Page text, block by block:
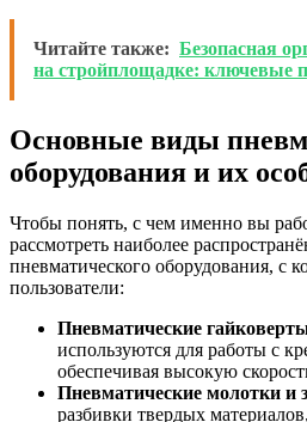
Читайте также: Безопасная
на стройплощадке: ключевые
Основные виды
оборудования и их
Чтобы понять, с чем именно вы
рассмотреть наиболее
пневматического оборудования, с
пользователи:
Пневматические
используются для работы с
обеспечивая высокую
Пневматические молотки и
разбивки твердых